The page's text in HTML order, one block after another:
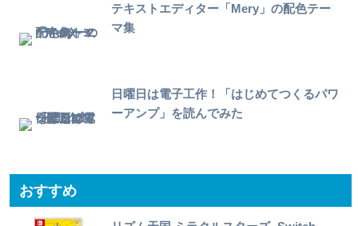
テキストエディター「Mery」の配色テー
マ集
日曜日は電子工作！「はじめてつくるパワ
ーアンプ」を読んでみた
おすすめ